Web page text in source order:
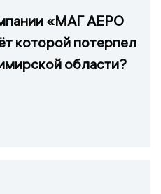
«МАГ АЕРО
которой потерпел
области?